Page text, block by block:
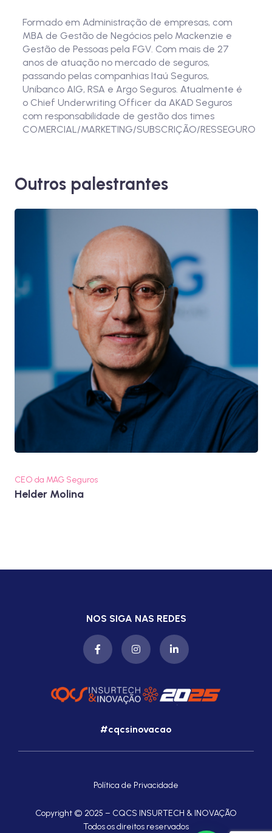
Formado em Administração de empresas, com
MBA de Gestão de Negócios pelo Mackenzie e
Gestão de Pessoas pela FGV. Com mais de 27
anos de atuação no mercado de seguros,
passando pelas companhias Itaú Seguros,
Unibanco AIG, RSA e Argo Seguros. Atualmente é
o Chief Underwriting Officer da AKAD Seguros
com responsabilidade de gestão dos times
COMERCIAL/MARKETING/SUBSCRIÇÃO/RESSEGURO
Outros palestrantes
CEO da MAG Seguros
Helder Molina
NOS SIGA NAS REDES
#cqcsinovacao
Política de Privacidade
Copyright © 2025 – CQCS INSURTECH & INOVAÇÃO
Todos os direitos reservados